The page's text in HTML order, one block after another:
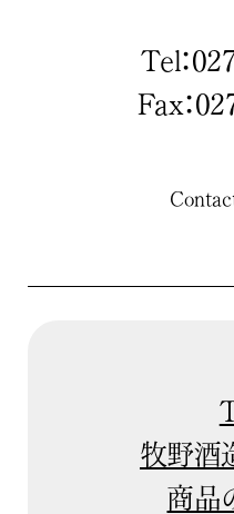
Tel：
Fax：
牧野酒
商品